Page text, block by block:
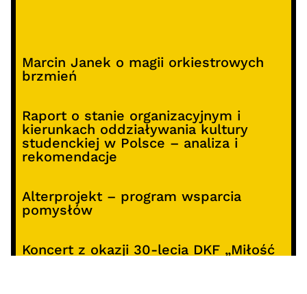
Marcin Janek o magii orkiestrowych
brzmień
Raport o stanie organizacyjnym i
kierunkach oddziaływania kultury
studenckiej w Polsce – analiza i
rekomendacje
Alterprojekt – program wsparcia
pomysłów
Koncert z okazji 30-lecia DKF „Miłość